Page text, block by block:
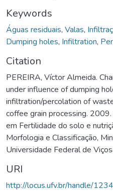
Keywords
Águas residuais, Valas,
Dumping holes, Infiltration,
Citation
PEREIRA, Víctor Almeida.
under influence of dumping
infiltration/percolation of
coffee grain processing.
em Fertilidade do solo e
Morfologia e Classificação,
Universidade Federal de
URI
http://locus.ufv.br/handle/